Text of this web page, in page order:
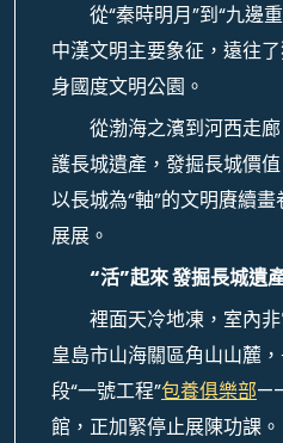
從“秦時明月”到“九邊
中漢文明主要象征，遠往
身國度文明公園。
從渤海之濱到河西走
護長城遺產，發掘長城價
以長城為“軸”的文明賡續
展展。
“活”起來 發掘長城遺
裡面天冷地凍，室內
皇島市山海關區角山山麓
段“一號工程”包養俱樂部
館，正加緊停止展陳功課。